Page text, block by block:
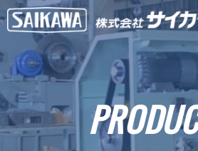
Skip
to
content